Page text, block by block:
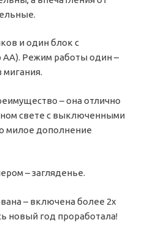
и один блок с
АА). Режим работы один –
мигания.
– она отлично
свете с выключенными
милое дополнение
– загляденье.
– включена более 2х
новый год проработала!